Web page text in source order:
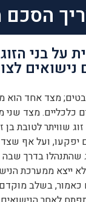
הסכם
על בני
מצד אחד הוא
כלכליים. מצד שני
שוויתר לטובת
יפקעו, ועל אף
שהתנהלו בדרך
לא ייצא ממערכת
בשלב